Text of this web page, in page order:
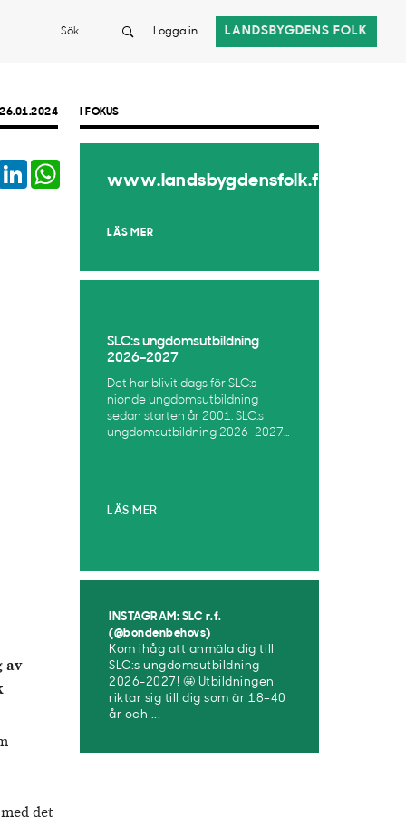
Sök Logga in LANDSBYGDENS FOLK
26.01.2024
LinkedIn
av
det
I FOKUS
www.landsbygdensfolk.fi
LÄS MER
SLC:s ungdomsutbildning
2026–2027
Det har blivit dags för SLC:s
nionde ungdomsutbildning
sedan starten år 2001. SLC:s
ungdomsutbildning 2026–2027...
LÄS MER
INSTAGRAM: SLC r.f.
(@bondenbehovs)
Kom ihåg att anmäla dig till
SLC:s ungdomsutbildning
2026-2027! 🤩 Utbildningen
riktar sig till dig som är 18–40
år och ...